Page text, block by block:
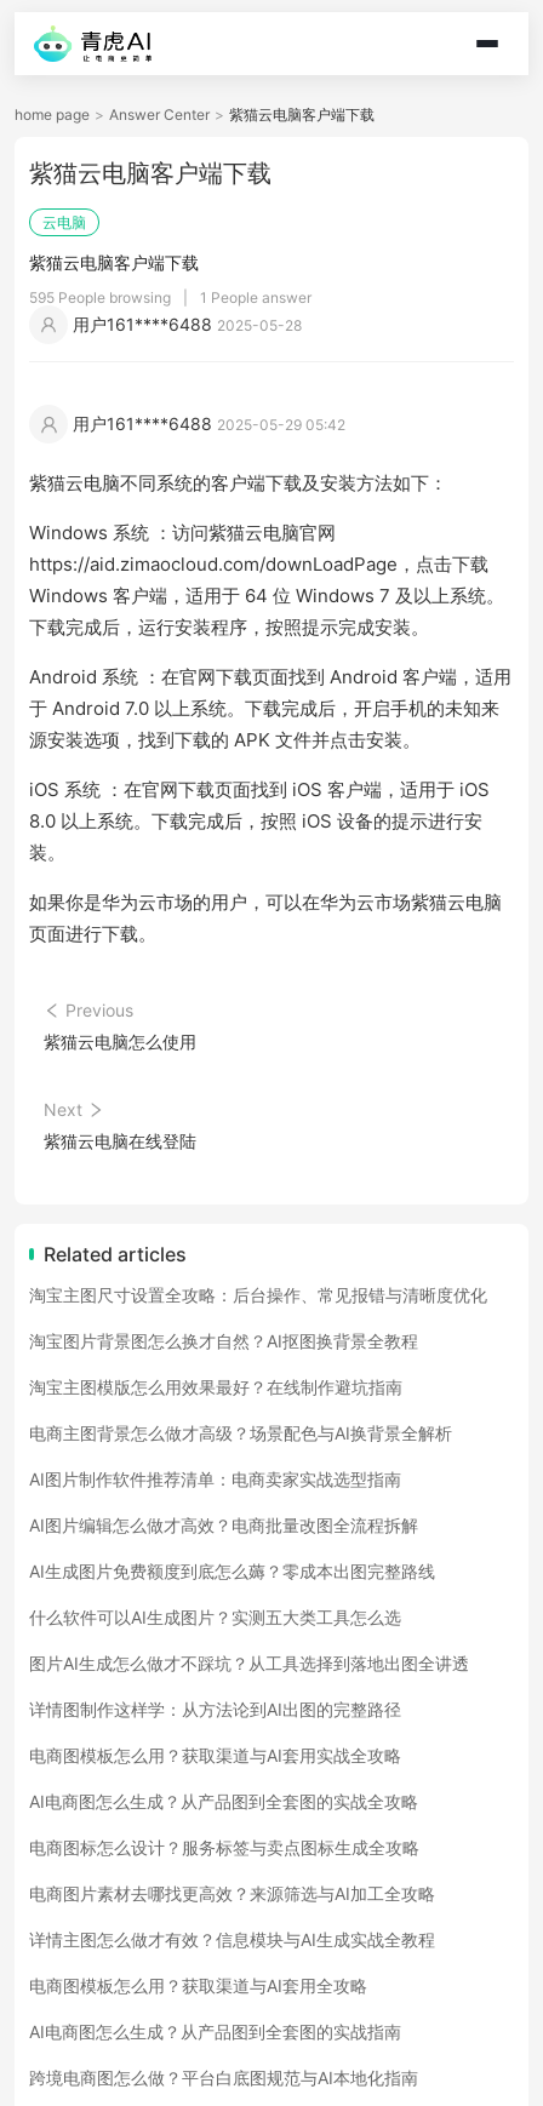
home page > Answer Center > 紫猫云电脑客户端下载
紫猫云电脑客户端下载
云电脑
紫猫云电脑客户端下载
595 People browsing 1 People answer
用户161****6488 2025-05-28
用户161****6488 2025-05-29 05:42
紫猫云电脑不同系统的客户端下载及安装方法如下：
Windows 系统 ：访问紫猫云电脑官网
https://aid.zimaocloud.com/downLoadPage，点击下载
Windows 客户端，适用于 64 位 Windows 7 及以上系统。
下载完成后，运行安装程序，按照提示完成安装。
Android 系统 ：在官网下载页面找到 Android 客户端，适用
于 Android 7.0 以上系统。下载完成后，开启手机的未知来
源安装选项，找到下载的 APK 文件并点击安装。
iOS 系统 ：在官网下载页面找到 iOS 客户端，适用于 iOS
8.0 以上系统。下载完成后，按照 iOS 设备的提示进行安
装。
如果你是华为云市场的用户，可以在华为云市场紫猫云电脑
页面进行下载。
Previous
紫猫云电脑怎么使用
Next
紫猫云电脑在线登陆
Related articles
淘宝主图尺寸设置全攻略：后台操作、常见报错与清晰度优化
淘宝图片背景图怎么换才自然？AI抠图换背景全教程
淘宝主图模版怎么用效果最好？在线制作避坑指南
电商主图背景怎么做才高级？场景配色与AI换背景全解析
AI图片制作软件推荐清单：电商卖家实战选型指南
AI图片编辑怎么做才高效？电商批量改图全流程拆解
AI生成图片免费额度到底怎么薅？零成本出图完整路线
什么软件可以AI生成图片？实测五大类工具怎么选
图片AI生成怎么做才不踩坑？从工具选择到落地出图全讲透
详情图制作这样学：从方法论到AI出图的完整路径
电商图模板怎么用？获取渠道与AI套用实战全攻略
AI电商图怎么生成？从产品图到全套图的实战全攻略
电商图标怎么设计？服务标签与卖点图标生成全攻略
电商图片素材去哪找更高效？来源筛选与AI加工全攻略
详情主图怎么做才有效？信息模块与AI生成实战全教程
电商图模板怎么用？获取渠道与AI套用全攻略
AI电商图怎么生成？从产品图到全套图的实战指南
跨境电商图怎么做？平台白底图规范与AI本地化指南